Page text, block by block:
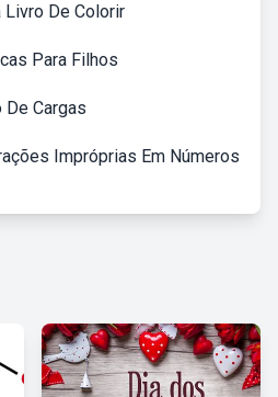
Livro De Colorir
Para Filhos
De Cargas
Impróprias Em Números